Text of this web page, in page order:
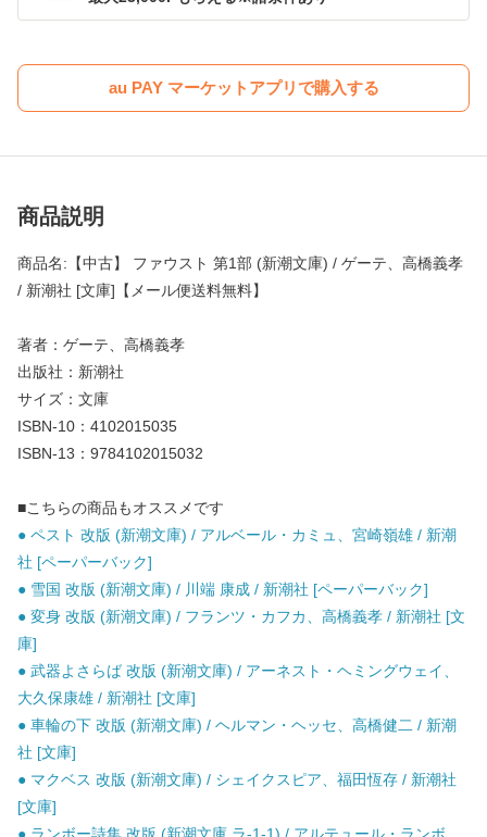
au PAY マーケットアプリで購入する
商品説明
商品名:【中古】 ファウスト 第1部 (新潮文庫) / ゲーテ、高橋義孝
/ 新潮社 [文庫]【メール便送料無料】
著者：ゲーテ、高橋義孝
出版社：新潮社
サイズ：文庫
ISBN-10：4102015035
ISBN-13：9784102015032
■こちらの商品もオススメです
● ペスト 改版 (新潮文庫) / アルベール・カミュ、宮崎嶺雄 / 新潮
社 [ペーパーバック]
● 雪国 改版 (新潮文庫) / 川端 康成 / 新潮社 [ペーパーバック]
● 変身 改版 (新潮文庫) / フランツ・カフカ、高橋義孝 / 新潮社 [文
庫]
● 武器よさらば 改版 (新潮文庫) / アーネスト・ヘミングウェイ、
大久保康雄 / 新潮社 [文庫]
● 車輪の下 改版 (新潮文庫) / ヘルマン・ヘッセ、高橋健二 / 新潮
社 [文庫]
● マクベス 改版 (新潮文庫) / シェイクスピア、福田恆存 / 新潮社
[文庫]